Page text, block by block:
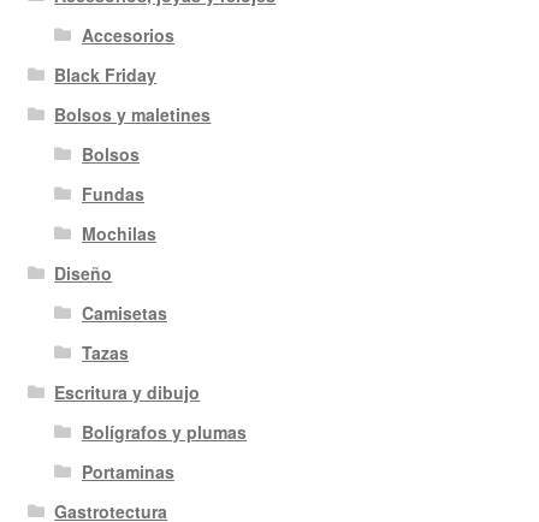
Accesorios
Black Friday
Bolsos y maletines
Bolsos
Fundas
Mochilas
Diseño
Camisetas
Tazas
Escritura y dibujo
Bolígrafos y plumas
Portaminas
Gastrotectura